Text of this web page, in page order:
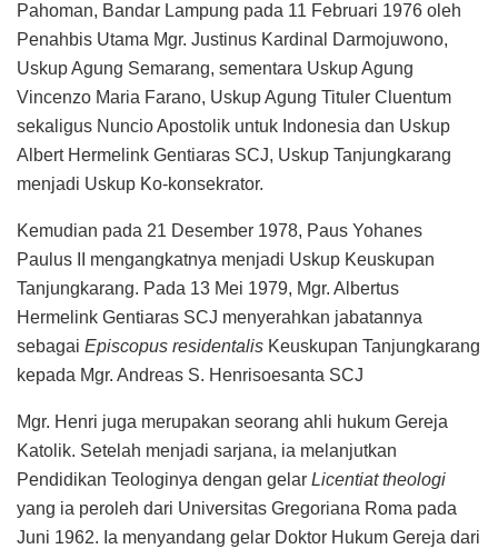
Pahoman, Bandar Lampung pada 11 Februari 1976 oleh
Penahbis Utama Mgr. Justinus Kardinal Darmojuwono,
Uskup Agung Semarang, sementara Uskup Agung
Vincenzo Maria Farano, Uskup Agung Tituler Cluentum
sekaligus Nuncio Apostolik untuk Indonesia dan Uskup
Albert Hermelink Gentiaras SCJ, Uskup Tanjungkarang
menjadi Uskup Ko-konsekrator.
Kemudian pada 21 Desember 1978, Paus Yohanes
Paulus II mengangkatnya menjadi Uskup Keuskupan
Tanjungkarang. Pada 13 Mei 1979, Mgr. Albertus
Hermelink Gentiaras SCJ menyerahkan jabatannya
sebagai Episcopus residentalis Keuskupan Tanjungkarang
kepada Mgr. Andreas S. Henrisoesanta SCJ
Mgr. Henri juga merupakan seorang ahli hukum Gereja
Katolik. Setelah menjadi sarjana, ia melanjutkan
Pendidikan Teologinya dengan gelar Licentiat theologi
yang ia peroleh dari Universitas Gregoriana Roma pada
Juni 1962. Ia menyandang gelar Doktor Hukum Gereja dari